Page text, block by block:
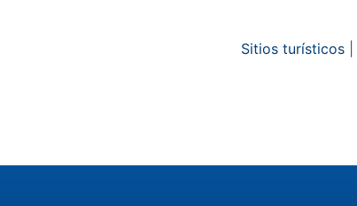
Sitios turísticos|